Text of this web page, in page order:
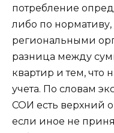
потребление
либо по
региональными
разница между
квартир и тем, что
учета. По словам
СОИ есть верхний
если иное не